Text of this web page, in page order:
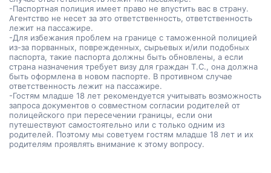
-Паспортная полиция имеет право не впустить вас в страну.
Агентство не несет за это ответственность, ответственность
лежит на пассажире.
-Для избежания проблем на границе с таможенной полицией
из-за порванных, поврежденных, сырьевых и/или подобных
паспорта, такие паспорта должны быть обновлены, а если
страна назначения требует визу для граждан Т.C., она должна
быть оформлена в новом паспорте. В противном случае
ответственность лежит на пассажире.
-Гостям младше 18 лет рекомендуется учитывать возможность
запроса документов о совместном согласии родителей от
полицейского при пересечении границы, если они
путешествуют самостоятельно или с только одним из
родителей. Поэтому мы советуем гостям младше 18 лет и их
родителям проявлять внимание к этому вопросу.